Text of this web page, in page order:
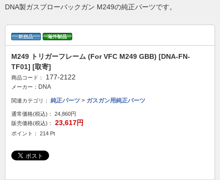
DNA製ガスブローバックガン M249の純正パーツです。
M249 トリガーフレーム (For VFC M249 GBB) [DNA-FN-
TF01] [取寄]
商品コード： 177-2122
メーカー： DNA
関連カテゴリ： 純正パーツ > ガスガン用純正パーツ
通常価格(税込)：
24,860円
販売価格(税込)：
23,617円
ポイント： 214 Pt